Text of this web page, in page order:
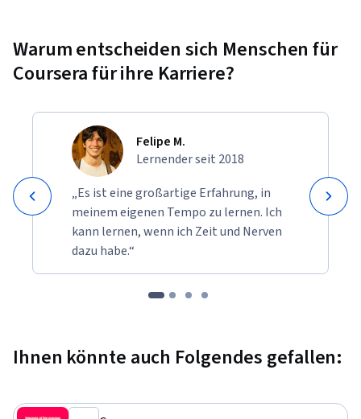
Warum entscheiden sich Menschen für
Coursera für ihre Karriere?
Felipe M.
Lernender seit 2018
„Es ist eine großartige Erfahrung, in
meinem eigenen Tempo zu lernen. Ich
kann lernen, wenn ich Zeit und Nerven
dazu habe.“
Ihnen könnte auch Folgendes gefallen: